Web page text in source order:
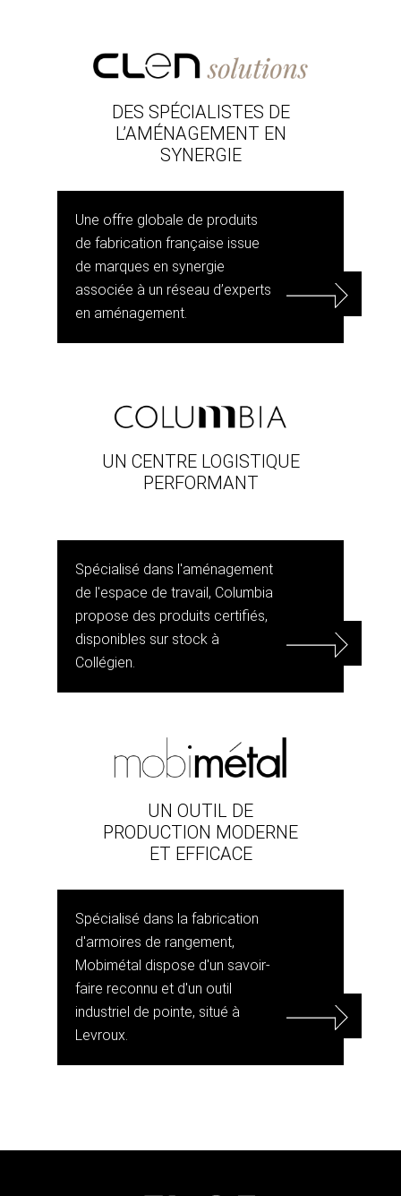
DES SPÉCIALISTES DE
L’AMÉNAGEMENT EN
SYNERGIE
Une offre globale de produits
de fabrication française issue
de marques en synergie
associée à un réseau d’experts
en aménagement.
UN CENTRE LOGISTIQUE
PERFORMANT
Spécialisé dans l'aménagement
de l'espace de travail, Columbia
propose des produits certifiés,
disponibles sur stock à
Collégien.
UN OUTIL DE
PRODUCTION MODERNE
ET EFFICACE
Spécialisé dans la fabrication
d'armoires de rangement,
Mobimétal dispose d'un savoir-
faire reconnu et d'un outil
industriel de pointe, situé à
Levroux.